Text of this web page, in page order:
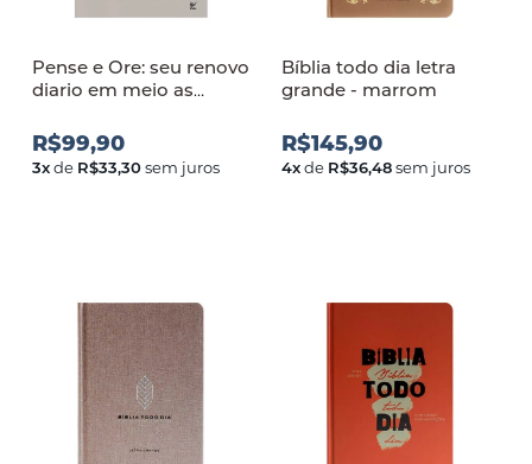
Pense e Ore: seu renovo
diario em meio as
R$99,90
3xde R$33,30sem juros
Bíblia todo dia letra
grande - marrom
R$145,90
4xde R$36,48sem juros